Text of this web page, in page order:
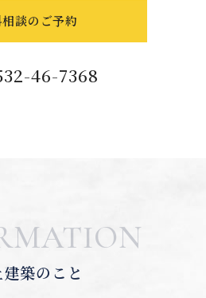
談のご予約
46-7368
築のこと